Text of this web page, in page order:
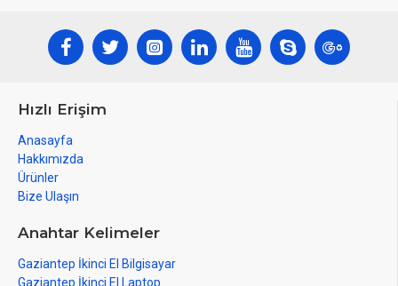
Hızlı Erişim
Anasayfa
Hakkımızda
Ürünler
Bize Ulaşın
Anahtar Kelimeler
Gaziantep İkinci El Bilgisayar
Gaziantep İkinci El Laptop